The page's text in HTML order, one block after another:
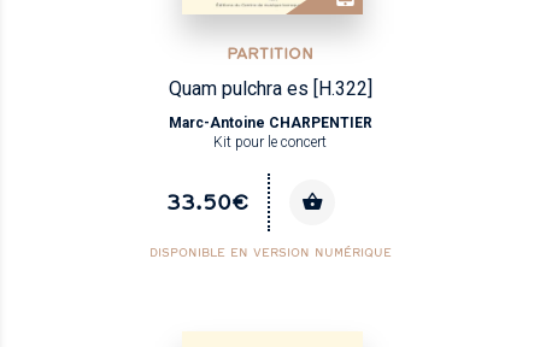
PARTITION
Quam pulchra es [H.322]
Marc-Antoine CHARPENTIER
Kit pour le concert
33.50€
DISPONIBLE EN VERSION NUMÉRIQUE